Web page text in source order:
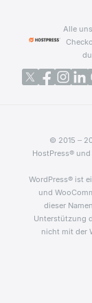
Alle
© 2015 –
HostPress®
WordPress® ist
und
dieser
Unterstützung
nicht mit der